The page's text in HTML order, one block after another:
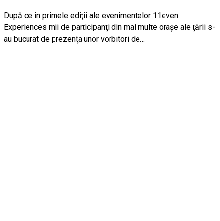
După ce în primele ediţii ale evenimentelor 11even
Experiences mii de participanţi din mai multe oraşe ale ţării s-
au bucurat de prezenţa unor vorbitori de…